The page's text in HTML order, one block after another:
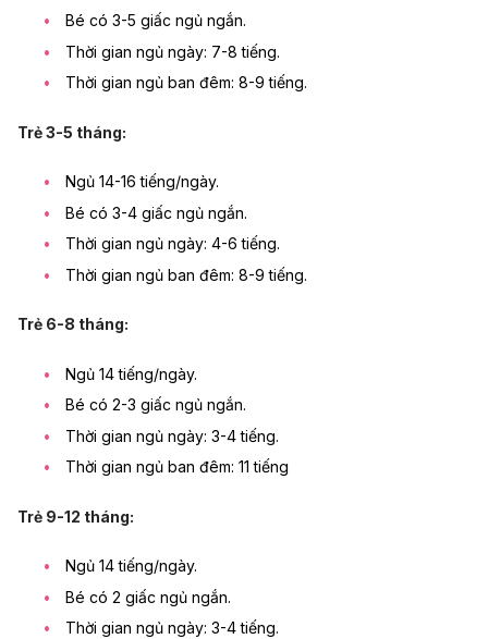
Bé có 3-5 giấc ngủ ngắn.
Thời gian ngủ ngày: 7-8 tiếng.
Thời gian ngủ ban đêm: 8-9 tiếng.
Trẻ 3-5 tháng:
Ngủ 14-16 tiếng/ngày.
Bé có 3-4 giấc ngủ ngắn.
Thời gian ngủ ngày: 4-6 tiếng.
Thời gian ngủ ban đêm: 8-9 tiếng.
Trẻ 6-8 tháng:
Ngủ 14 tiếng/ngày.
Bé có 2-3 giấc ngủ ngắn.
Thời gian ngủ ngày: 3-4 tiếng.
Thời gian ngủ ban đêm: 11 tiếng
Trẻ 9-12 tháng:
Ngủ 14 tiếng/ngày.
Bé có 2 giấc ngủ ngắn.
Thời gian ngủ ngày: 3-4 tiếng.